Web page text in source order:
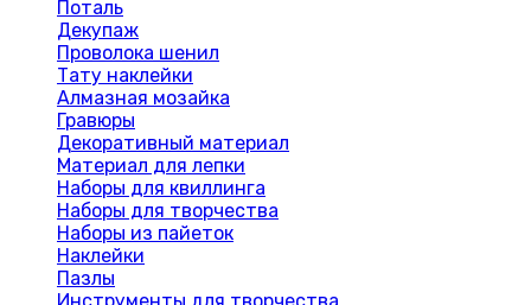
Поталь
Декупаж
Проволока шенил
Тату наклейки
Алмазная мозайка
Гравюры
Декоративный материал
Материал для лепки
Наборы для квиллинга
Наборы для творчества
Наборы из пайеток
Наклейки
Пазлы